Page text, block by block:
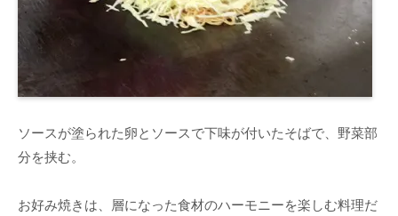
ソースが塗られた卵とソースで下味が付いたそばで、野菜部
分を挟む。
お好み焼きは、層になった食材のハーモニーを楽しむ料理だ